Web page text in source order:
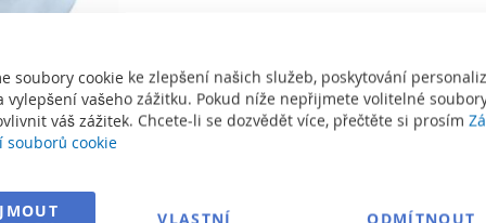
soubory cookie ke zlepšení našich služeb, poskytování
vylepšení vašeho zážitku. Pokud níže nepřijmete volitelné
váš zážitek. Chcete-li se dozvědět více, přečtěte si prosím
souborů cookie
VLASTNÍ
ODMÍTNOUT